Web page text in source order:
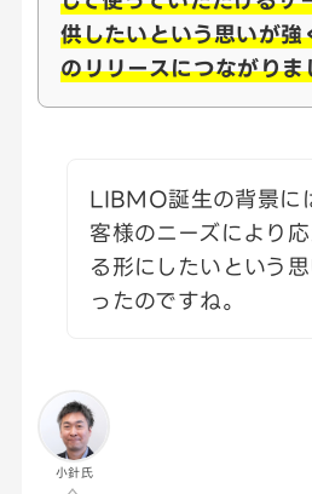
供したいという思いが
のリリースにつながりま
LIBMO誕生の背景に
客様のニーズにより応
る形にしたいという
ったのですね。
小針氏